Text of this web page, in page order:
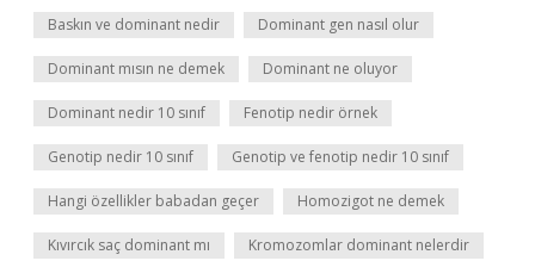
Baskın ve dominant nedir Dominant gen nasıl olur
Dominant mısın ne demek Dominant ne oluyor
Dominant nedir 10 sınıf Fenotip nedir örnek
Genotip nedir 10 sınıf Genotip ve fenotip nedir 10 sınıf
Hangi özellikler babadan geçer Homozigot ne demek
Kıvırcık saç dominant mı Kromozomlar dominant nelerdir